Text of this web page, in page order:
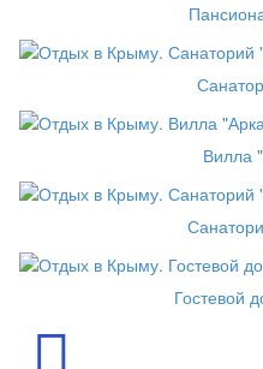
Вилла
Гостевой